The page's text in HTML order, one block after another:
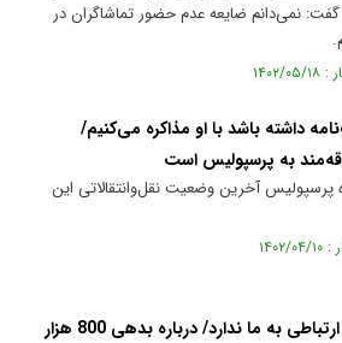
نمی‌دانم ضایعه عدم حضور تماشاگران در
داشته باشد با او مذاکره می‌کنیم/
به پرسپولیس است
پرسپولیس آخرین وضعیت نقل‌وانتقالاتی این
اعتراض استقلال و سپاهان ارتباطی به ما ندارد/ درباره بدهی 800 هزار